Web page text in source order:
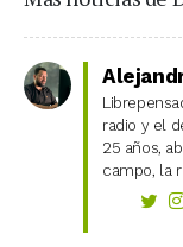
radio y el
25 años,
campo, la